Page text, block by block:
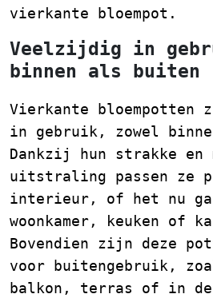
vierkante bloempot.
Veelzijdig in
binnen als buiten
Vierkante
in gebruik, zowel
Dankzij hun strakke en
uitstraling passen ze
interieur, of het nu
woonkamer, keuken of
Bovendien zijn deze
voor buitengebruik,
balkon, terras of in